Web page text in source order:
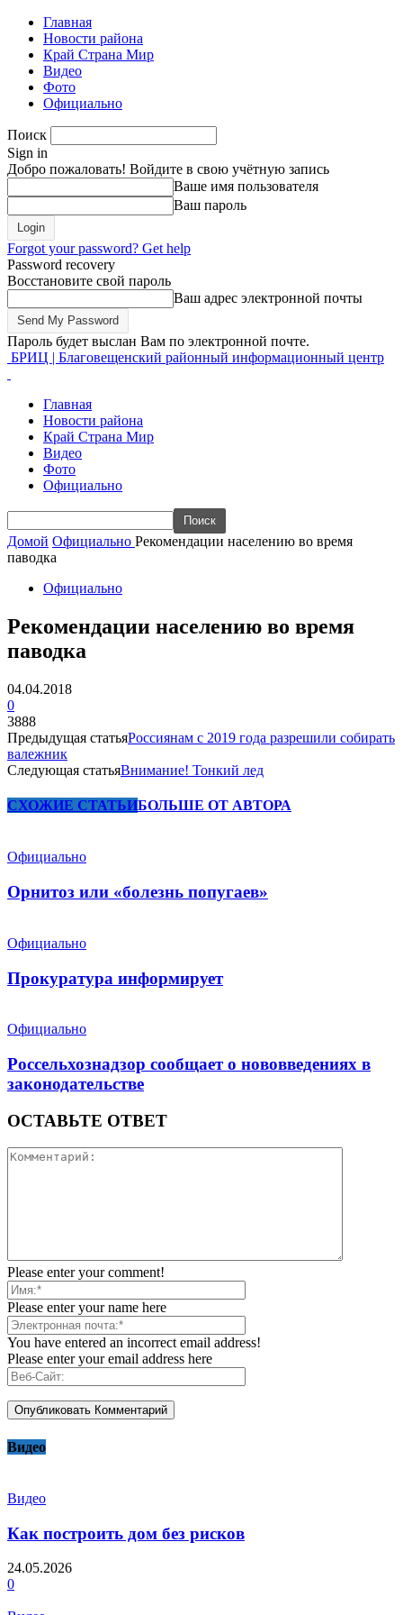
Главная
Новости района
Край Страна Мир
Видео
Фото
Официально
Поиск
Sign in
Добро пожаловать! Войдите в свою учётную запись
Ваше имя пользователя
Ваш пароль
Forgot your password? Get help
Password recovery
Восстановите свой пароль
Ваш адрес электронной почты
Пароль будет выслан Вам по электронной почте.
БРИЦ | Благовещенский районный информационный центр
Главная
Новости района
Край Страна Мир
Видео
Фото
Официально
Домой Официально Рекомендации населению во время
паводка
Официально
Рекомендации населению во время
паводка
04.04.2018
0
3888
Предыдущая статьяРоссиянам с 2019 года разрешили собирать
валежник
Следующая статьяВнимание! Тонкий лед
СХОЖИЕ СТАТЬИБОЛЬШЕ ОТ АВТОРА
Официально
Орнитоз или «болезнь попугаев»
Официально
Прокуратура информирует
Официально
Россельхознадзор сообщает о нововведениях в
законодательстве
ОСТАВЬТЕ ОТВЕТ
Please enter your comment!
Please enter your name here
You have entered an incorrect email address!
Please enter your email address here
Видео
Видео
Как построить дом без рисков
24.05.2026
0